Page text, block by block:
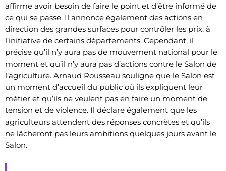
affirme avoir besoin de faire le point et d’être informé de
ce qui se passe. Il annonce également des actions en
direction des grandes surfaces pour contrôler les prix, à
l’initiative de certains départements. Cependant, il
précise qu’il n’y aura pas de mouvement national pour le
moment et qu’il n’y aura pas d’actions contre le Salon de
l’agriculture. Arnaud Rousseau souligne que le Salon est
un moment d’accueil du public où ils expliquent leur
métier et qu’ils ne veulent pas en faire un moment de
tension et de violence. Il déclare également que les
agriculteurs attendent des réponses concrètes et qu’ils
ne lâcheront pas leurs ambitions quelques jours avant le
Salon.